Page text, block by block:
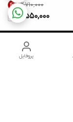
۳٬۷۱۰٬۰۰۰ 4%
3,550,000
پروفایل